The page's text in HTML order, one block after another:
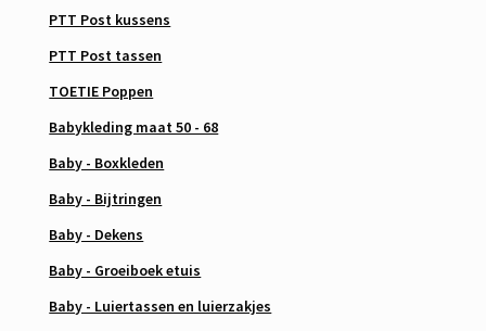
PTT Post kussens
PTT Post tassen
TOETIE Poppen
Babykleding maat 50 - 68
Baby - Boxkleden
Baby - Bijtringen
Baby - Dekens
Baby - Groeiboek etuis
Baby - Luiertassen en luierzakjes